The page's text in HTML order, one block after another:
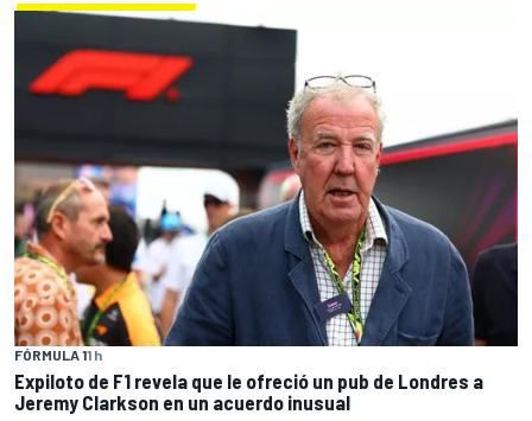
FÓRMULA 11 h
Expiloto de F1 revela que le ofreció un pub de Londres a
Jeremy Clarkson en un acuerdo inusual